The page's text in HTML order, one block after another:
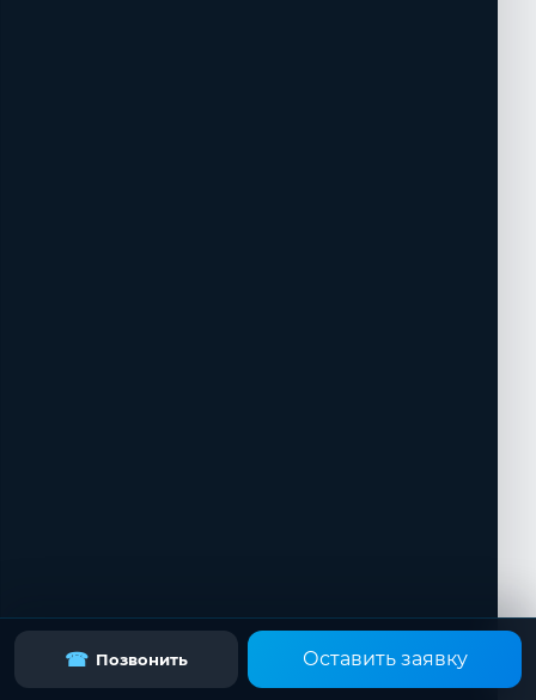
☎ Позвонить Оставить заявку